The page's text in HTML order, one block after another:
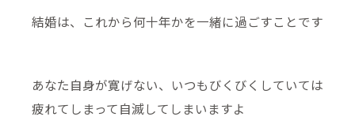
結婚は、これから何十年かを一緒に過ごすことです
あなた自身が寛げない、いつもびくびくしていては
疲れてしまって自滅してしまいますよ